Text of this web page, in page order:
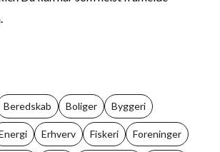
Beredskab Boliger Byggeri
Erhverv Fiskeri Foreninger